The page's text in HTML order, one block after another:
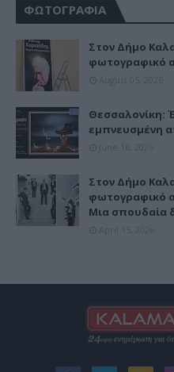
ΦΩΤΟΓΡΑΦΙΑ
Στον Δήμο
φωτογραφικό
Θεσσαλονίκη:
εμπνευσμένη
Στον Δήμο
φωτογραφικό
Μια σπουδαία